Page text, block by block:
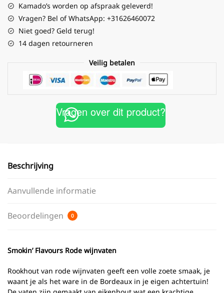
Kamado’s worden op afspraak geleverd!
Vragen? Bel of WhatsApp: +31626460072
Niet goed? Geld terug!
14 dagen retourneren
Veilig betalen
Vragen over dit product?
Beschrijving
Aanvullende informatie
Beoordelingen 0
Smokin’ Flavours Rode wijnvaten
Rookhout van rode wijnvaten geeft een volle zoete smaak, je
waant je als het ware in de Bordeaux in je eigen achtertuin!